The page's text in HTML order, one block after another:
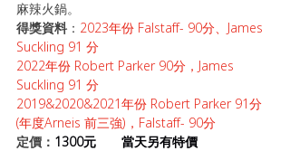
麻辣火鍋。
得獎資料 ： 2023年份 Falstaff- 90分、James
Suckling 91 分
2022年份 Robert Parker 90分，James
Suckling 91 分
2019&2020&2021年份 Robert Parker 91分
(年度Arneis 前三強)，Falstaff- 90分
定價： 1300元       當天另有特價